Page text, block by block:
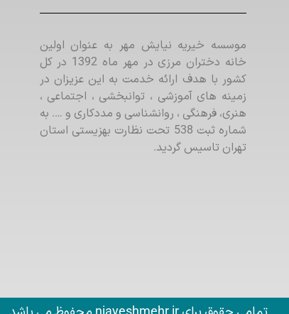
موسسه خیریه نیایش مهر به عنوان اولین
خانه دختران مرزی در مهر ماه 1392 در کل
کشور با هدف ارائه خدمت به این عزیزان در
زمینه های آموزشی ، توانبخشی ، اجتماعی ،
هنری، فرهنگی ، روانشناسی و مددکاری و …. به
شماره ثبت 538 تحت نظارت بهزیستی استان
تهران تاسیس گردید.
تمامی حقوق برای niayeshmehr.ir محفوظ می باشد.